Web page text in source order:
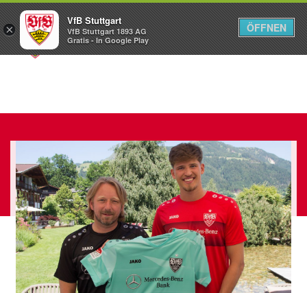
Menü
×
VfB Stuttgart
VfB Stuttgart 1893 AG
Gratis - In Google Play
ÖFFNEN